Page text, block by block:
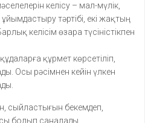
келісу – мал-мүлік,
тәртібі, екі жақтың
келісім өзара түсіністікпен
құрмет көрсетіліп,
Осы рәсімнен кейін үлкен
сыйластығын бекемдеп,
болып саналады.